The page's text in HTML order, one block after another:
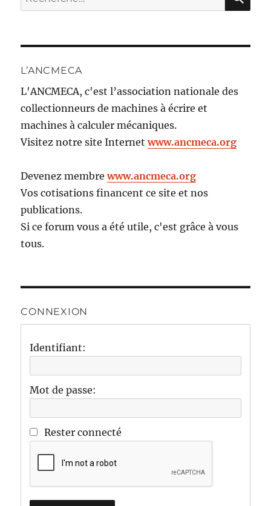
pour :
L’ANCMECA
L'ANCMECA, c'est l’association nationale des
collectionneurs de machines à écrire et
machines à calculer mécaniques.
Visitez notre site Internetwww.ancmeca.org
Devenez membrewww.ancmeca.org
Vos cotisations financent ce site et nos
publications.
Si ce forum vous a été utile, c'est grâce à vous
tous.
CONNEXION
Identifiant:
Mot de passe:
Rester connecté